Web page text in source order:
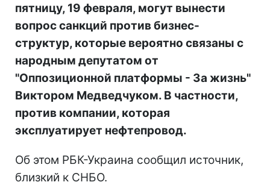
пятницу, 19 февраля, могут вынести
вопрос санкций против бизнес-
структур, которые вероятно связаны с
народным депутатом от
"Оппозиционной платформы - За жизнь"
Виктором Медведчуком. В частности,
против компании, которая
эксплуатирует нефтепровод.
Об этом РБК-Украина сообщил источник,
близкий к СНБО.